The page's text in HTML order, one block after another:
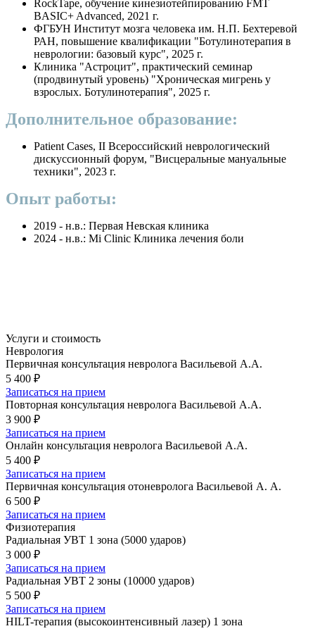
RockTape, обучение кинезиотейпированию FMT
BASIC+ Advanced, 2021 г.
ФГБУН Институт мозга человека им. Н.П. Бехтеревой
РАН, повышение квалификации "Ботулинотерапия в
неврологии: базовый курс", 2025 г.
Клиника "Астроцит", практический семинар
(продвинутый уровень) "Хроническая мигрень у
взрослых. Ботулинотерапия", 2025 г.
Дополнительное образование:
Patient Cases, II Всероссийский неврологический
дискуссионный форум, "Висцеральные мануальные
техники", 2023 г.
Опыт работы:
2019 - н.в.: Первая Невская клиника
2024 - н.в.: Mi Clinic Клиника лечения боли
Услуги и стоимость
Неврология
Первичная консультация невролога Васильевой А.А.
5 400 ₽
Записаться на прием
Повторная консультация невролога Васильевой А.А.
3 900 ₽
Записаться на прием
Онлайн консультация невролога Васильевой А.А.
5 400 ₽
Записаться на прием
Первичная консультация отоневролога Васильевой А. А.
6 500 ₽
Записаться на прием
Физиотерапия
Радиальная УВТ 1 зона (5000 ударов)
3 000 ₽
Записаться на прием
Радиальная УВТ 2 зоны (10000 ударов)
5 500 ₽
Записаться на прием
HILT-терапия (высокоинтенсивный лазер) 1 зона